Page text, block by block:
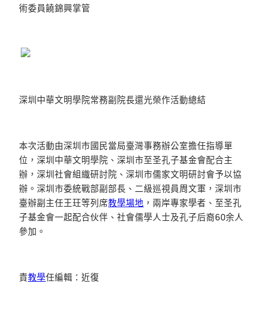
術委員饒錦興掌管
深圳中華文明學院常務副院長還光榮作活動總結
本次活動由深圳市國民當局臺灣事務辦公室擔任指導單
位，深圳中華文明學院、深圳市至圣孔子基金會配合主
辦，深圳社會組織研討院、深圳市儒家文明研討會予以協
辦。深圳市委統戰部副部長、二級巡視員周文軍，深圳市
臺辦副主任王玨等列席教學場地 ，兩岸專家學者、至圣孔
子基金會一起配合伙伴、社會儒學人士及孔子后裔60余人
參加。
責教學任編輯：近復